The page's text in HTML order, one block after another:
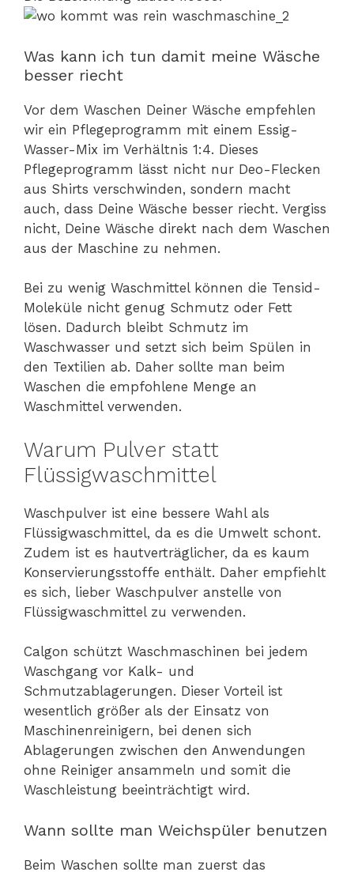
Was kann ich tun damit meine Wäsche
besser riecht
Vor dem Waschen Deiner Wäsche empfehlen
wir ein Pflegeprogramm mit einem Essig-
Wasser-Mix im Verhältnis 1:4. Dieses
Pflegeprogramm lässt nicht nur Deo-Flecken
aus Shirts verschwinden, sondern macht
auch, dass Deine Wäsche besser riecht. Vergiss
nicht, Deine Wäsche direkt nach dem Waschen
aus der Maschine zu nehmen.
Bei zu wenig Waschmittel können die Tensid-
Moleküle nicht genug Schmutz oder Fett
lösen. Dadurch bleibt Schmutz im
Waschwasser und setzt sich beim Spülen in
den Textilien ab. Daher sollte man beim
Waschen die empfohlene Menge an
Waschmittel verwenden.
Warum Pulver statt
Flüssigwaschmittel
Waschpulver ist eine bessere Wahl als
Flüssigwaschmittel, da es die Umwelt schont.
Zudem ist es hautverträglicher, da es kaum
Konservierungsstoffe enthält. Daher empfiehlt
es sich, lieber Waschpulver anstelle von
Flüssigwaschmittel zu verwenden.
Calgon schützt Waschmaschinen bei jedem
Waschgang vor Kalk- und
Schmutzablagerungen. Dieser Vorteil ist
wesentlich größer als der Einsatz von
Maschinenreinigern, bei denen sich
Ablagerungen zwischen den Anwendungen
ohne Reiniger ansammeln und somit die
Waschleistung beeinträchtigt wird.
Wann sollte man Weichspüler benutzen
Beim Waschen sollte man zuerst das